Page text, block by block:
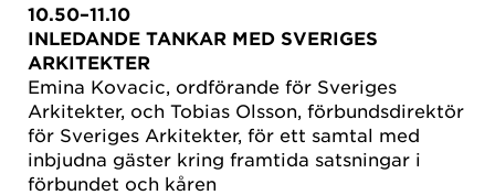
10.50–11.10
INLEDANDE TANKAR MED SVERIGES
ARKITEKTER
Emina Kovacic, ordförande för Sveriges
Arkitekter, och Tobias Olsson, förbundsdirektör
för Sveriges Arkitekter, för ett samtal med
inbjudna gäster kring framtida satsningar i
förbundet och kåren